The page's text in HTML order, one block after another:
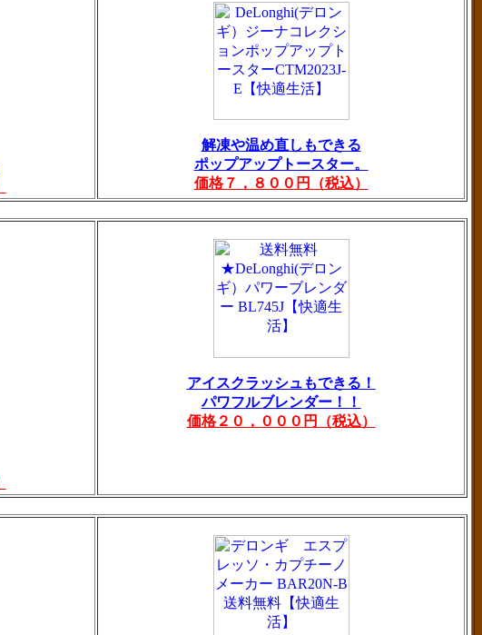
解凍や温め直しもできる
ポップアップトースター。
価格７，８００円（税込）
アイスクラッシュもできる！
パワフルブレンダー！！
価格２０，０００円（税込）